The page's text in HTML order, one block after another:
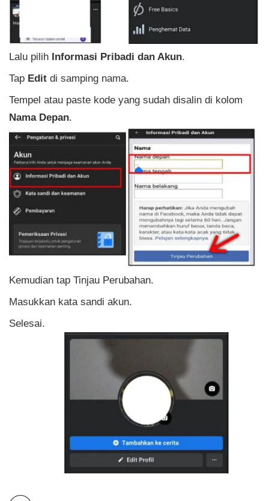
Lalu pilih Informasi Pribadi dan Akun.
Tap Edit di samping nama.
Tempel atau paste kode yang sudah disalin di kolom
Nama Depan.
Kemudian tap Tinjau Perubahan.
Masukkan kata sandi akun.
Selesai.